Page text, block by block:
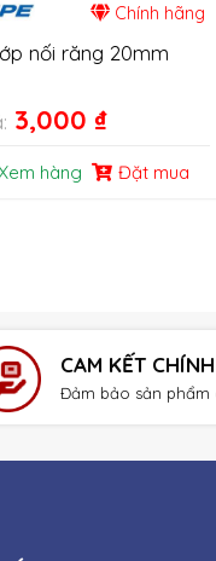
Chính hãng
nối răng 20mm
3,000 ₫
hàng Đặt mua
CAM KẾT
Đảm bảo sản phẩm